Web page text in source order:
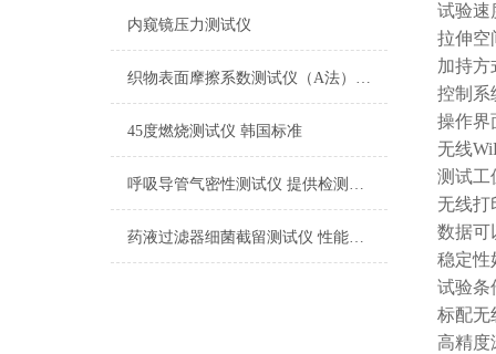
内窥镜压力测试仪
织物表面摩擦系数测试仪（A法） 检测准确
45度燃烧测试仪 韩国标准
呼吸导管气密性测试仪 提供检测方案
药液过滤器细菌截留测试仪 性能稳定
试验
拉伸空
加持方
控制系
操作界
无线
测试工
无线打
数据可
稳定性
试验条
标配无
高精度